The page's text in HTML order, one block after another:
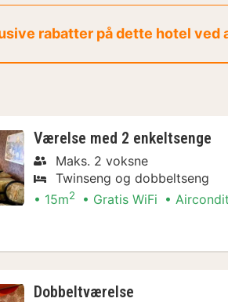
rabatter på dette hotel ved
Værelse med 2 enkeltsenge
Maks. 2 voksne
Twinseng og dobbeltseng
15m2 Gratis WiFi
Dobbeltværelse